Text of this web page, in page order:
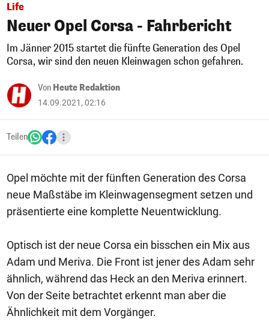
Life
Neuer Opel Corsa - Fahrbericht
Im Jänner 2015 startet die fünfte Generation des Opel
Corsa, wir sind den neuen Kleinwagen schon gefahren.
Von Heute Redaktion
14.09.2021, 02:16
Teilen
Opel möchte mit der fünften Generation des Corsa
neue Maßstäbe im Kleinwagensegment setzen und
präsentierte eine komplette Neuentwicklung.
Optisch ist der neue Corsa ein bisschen ein Mix aus
Adam und Meriva. Die Front ist jener des Adam sehr
ähnlich, während das Heck an den Meriva erinnert.
Von der Seite betrachtet erkennt man aber die
Ähnlichkeit mit dem Vorgänger.